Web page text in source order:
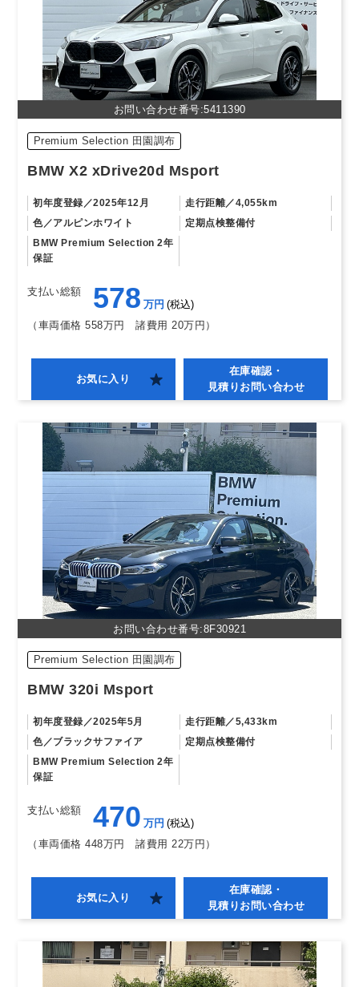
お問い合わせ番号:5411390
Premium Selection 田園調布
BMW X2 xDrive20d Msport
初年度登録 2025年12月 走行距離
4,055km
色
アルピンホワイト
定期点検整備付
BMW Premium Selection 2年
保証
支払い総額 578 万円 税込
（車両価格 558万円
諸費用 20万円）
お気に入り
在庫確認・
見積りお問い合わせ
お問い合わせ番号:8F30921
Premium Selection 田園調布
BMW 320i Msport
初年度登録 2025年5月 走行距離
5,433km
色
ブラックサファイア
定期点検整備付
BMW Premium Selection 2年
保証
支払い総額 470 万円
税込
（車両価格 448万円
諸費用 22万円）
お気に入り
在庫確認・
見積りお問い合わせ